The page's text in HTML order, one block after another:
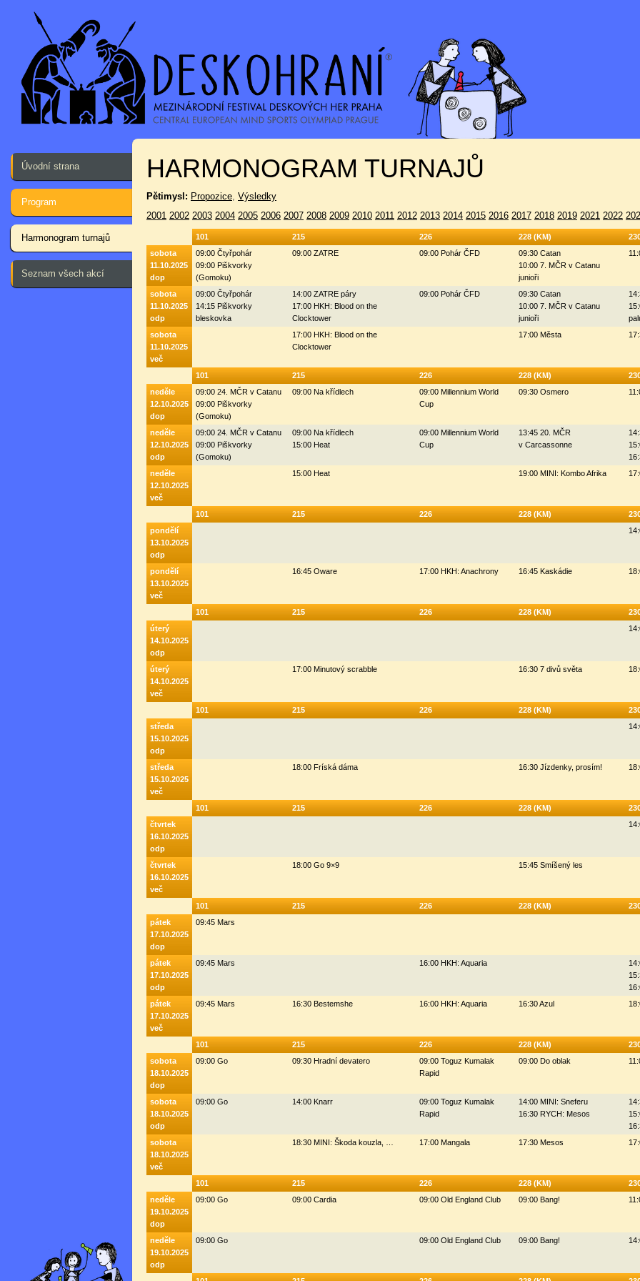
Úvodní strana
Program
Harmonogram turnajů
Seznam všech akcí
HARMONOGRAM TURNAJŮ
Pětimysl: Propozice, Výsledky
2001 2002 2003 2004 2005 2006 2007 2008 2009 2010 2011 2012 2013 2014 2015 2016 2017 2018 2019 2021 2022
101 215 226 228 (KM)
sobota
11.10.2025
dop
09:00 Čtyřpohár
09:00 Piškvorky
(Gomoku)
09:00 ZATRE 09:00 Pohár ČFD
09:30 Catan
10:00 7. MČR v Catanu
junioři
sobota
11.10.2025
odp
09:00 Čtyřpohár
14:15 Piškvorky
bleskovka
14:00 ZATRE páry
17:00 HKH: Blood on the
Clocktower
09:00 Pohár ČFD
09:30 Catan
10:00 7. MČR v Catanu
junioři
sobota
11.10.2025
več
17:00 HKH: Blood on the
Clocktower
17:00 Města
101
215 226 228 (KM)
neděle
12.10.2025
dop
09:00 24. MČR v Catanu
09:00 Piškvorky
(Gomoku)
09:00 Na křídlech
09:00 Millennium World
Cup
09:30 Osmero
neděle
12.10.2025
odp
09:00 24. MČR v Catanu
09:00 Piškvorky
(Gomoku)
09:00 Na křídlech
15:00 Heat
09:00 Millennium World
Cup
13:45 20. MČR
v Carcassonne
neděle
12.10.2025
več
15:00 Heat 19:00 MINI: Kombo Afrika
101
215 226 228 (KM)
pondělí
13.10.2025
odp
pondělí
13.10.2025
več
16:45 Oware 17:00 HKH: Anachrony 16:45 Kaskádie
101
215 226 228 (KM)
úterý
14.10.2025
odp
úterý
14.10.2025
več
17:00 Minutový scrabble 16:30 7 divů světa
101
215 226 228 (KM)
středa
15.10.2025
odp
středa
15.10.2025
več
18:00 Fríská dáma 16:30 Jízdenky, prosím!
101
215 226 228 (KM)
čtvrtek
16.10.2025
odp
čtvrtek
16.10.2025
več
18:00 Go 9×9 15:45 Smíšený les
101
215 226 228 (KM)
pátek
17.10.2025
dop
09:45 Mars
pátek
17.10.2025
odp
09:45 Mars 16:00 HKH: Aquaria
pátek
17.10.2025
več
09:45 Mars 16:30 Bestemshe 16:00 HKH: Aquaria 16:30 Azul
101
215 226 228 (KM)
sobota
18.10.2025
dop
09:00 Go 09:30 Hradní devatero
09:00 Toguz Kumalak
Rapid
09:00 Do oblak
sobota
18.10.2025
odp
09:00 Go 14:00 Knarr
09:00 Toguz Kumalak
Rapid
14:00 MINI: Sneferu
16:30 RYCH: Mesos
sobota
18.10.2025
več
18:30 MINI: Škoda kouzla, … 17:00 Mangala 17:30 Mesos
101
215 226 228 (KM)
neděle
19.10.2025
dop
09:00 Go 09:00 Cardia 09:00 Old England Club 09:00 Bang!
neděle
19.10.2025
odp
09:00 Go 09:00 Old England Club 09:00 Bang!